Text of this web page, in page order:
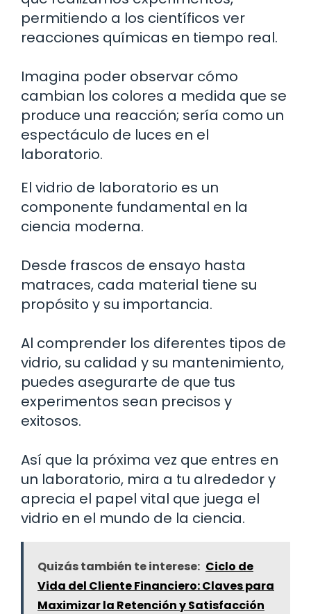
permitiendo a los científicos ver
reacciones químicas en tiempo real.
Imagina poder observar cómo
cambian los colores a medida que se
produce una reacción; sería como un
espectáculo de luces en el
laboratorio.
El vidrio de laboratorio es un
componente fundamental en la
ciencia moderna.
Desde frascos de ensayo hasta
matraces, cada material tiene su
propósito y su importancia.
Al comprender los diferentes tipos de
vidrio, su calidad y su mantenimiento,
puedes asegurarte de que tus
experimentos sean precisos y
exitosos.
Así que la próxima vez que entres en
un laboratorio, mira a tu alrededor y
aprecia el papel vital que juega el
vidrio en el mundo de la ciencia.
Quizás también te interese: Ciclo de
Vida del Cliente Financiero: Claves para
Maximizar la Retención y Satisfacción